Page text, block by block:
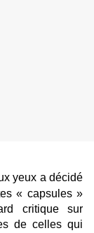
yeux a décidé
« capsules »
critique sur
de celles qui